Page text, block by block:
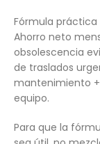
Fórmula
Ahorro neto
obsolescencia
de traslados
mantenimiento
equipo.
Para que la